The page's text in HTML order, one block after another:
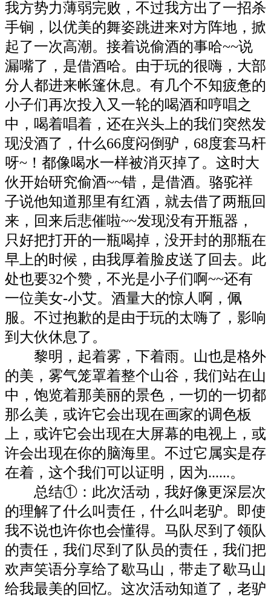
我方势力薄弱完败，不过我方出了一招杀
手锏，以优美的舞姿跳进来对方阵地，掀
起了一次高潮。接着说偷酒的事哈~~说
漏嘴了，是借酒哈。由于玩的很嗨，大部
分人都进来帐篷休息。有几个不知疲惫的
小子们再次投入又一轮的喝酒和哼唱之
中，喝着唱着，还在兴头上的我们突然发
现没酒了，什么66度闷倒驴，68度套马杆
呀~！都像喝水一样被消灭掉了。这时大
伙开始研究偷酒~~错，是借酒。骆驼祥
子说他知道那里有红酒，就去借了两瓶回
来，回来后悲催啦~~发现没有开瓶器，
只好把打开的一瓶喝掉，没开封的那瓶在
早上的时候，由我厚着脸皮送了回去。此
处也要32个赞，不光是小子们啊~~还有
一位美女-小艾。酒量大的惊人啊，佩
服。不过抱歉的是由于玩的太嗨了，影响
到大伙休息了。
黎明，起着雾，下着雨。山也是格外
的美，雾气笼罩着整个山谷，我们站在山
中，饱览着那美丽的景色，一切的一切都
那么美，或许它会出现在画家的调色板
上，或许它会出现在大屏幕的电视上，或
许会出现在你的脑海里。不过它属实是存
在着，这个我们可以证明，因为......。
总结①：此次活动，我好像更深层次
的理解了什么叫责任，什么叫老驴。即使
我不说也许你也会懂得。马队尽到了领队
的责任，我们尽到了队员的责任，我们把
欢声笑语分享给了歇马山，带走了歇马山
给我最美的回忆。这次活动知道了，老驴